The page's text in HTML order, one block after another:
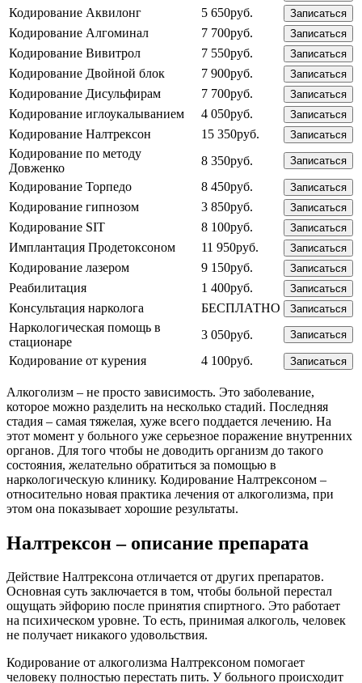
Кодирование Аквилонг 5 650руб. Записаться
Кодирование Алгоминал 7 700руб. Записаться
Кодирование Вивитрол 7 550руб. Записаться
Кодирование Двойной блок 7 900руб. Записаться
Кодирование Дисульфирам 7 700руб. Записаться
Кодирование иглоукалыванием 4 050руб. Записаться
Кодирование Налтрексон 15 350руб. Записаться
Кодирование по методу
Довженко
8 350руб. Записаться
Кодирование Торпедо 8 450руб. Записаться
Кодирование гипнозом 3 850руб. Записаться
Кодирование SIT 8 100руб. Записаться
Имплантация Продетоксоном 11 950руб. Записаться
Кодирование лазером 9 150руб. Записаться
Реабилитация 1 400руб. Записаться
Консультация нарколога БЕСПЛАТНО Записаться
Наркологическая помощь в
стационаре
3 050руб. Записаться
Кодирование от курения 4 100руб. Записаться
Алкоголизм – не просто зависимость. Это заболевание,
которое можно разделить на несколько стадий. Последняя
стадия – самая тяжелая, хуже всего поддается лечению. На
этот момент у больного уже серьезное поражение внутренних
органов. Для того чтобы не доводить организм до такого
состояния, желательно обратиться за помощью в
наркологическую клинику. Кодирование Налтрексоном –
относительно новая практика лечения от алкоголизма, при
этом она показывает хорошие результаты.
Налтрексон – описание препарата
Действие Налтрексона отличается от других препаратов.
Основная суть заключается в том, чтобы больной перестал
ощущать эйфорию после принятия спиртного. Это работает
на психическом уровне. То есть, принимая алкоголь, человек
не получает никакого удовольствия.
Кодирование от алкоголизма Налтрексоном помогает
человеку полностью перестать пить. У больного происходит